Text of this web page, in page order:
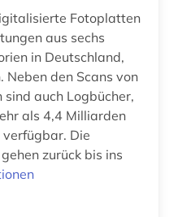
Fotoplatten
aus sechs
in Deutschland,
Neben den Scans von
auch Logbücher,
als 4,4 Milliarden
Die
zurück bis ins